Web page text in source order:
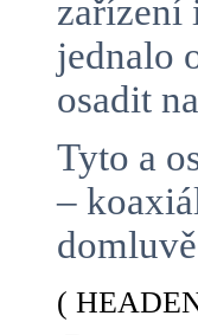
zařízení
jednalo
osadit
Tyto a
–
(